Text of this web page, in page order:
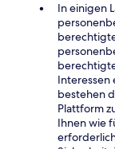
In einigen
Interessen
bestehen
Plattform
Ihnen wie